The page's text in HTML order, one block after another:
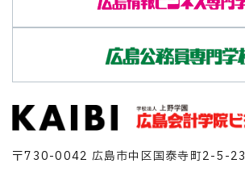
〒730-0042 広島市中区国泰寺町2-5-23